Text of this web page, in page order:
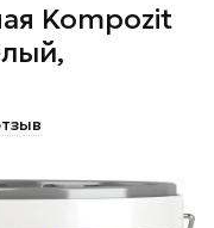
Kompozit